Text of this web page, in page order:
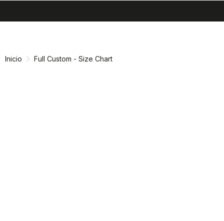
navegación
Inicio Full Custom - Size Chart